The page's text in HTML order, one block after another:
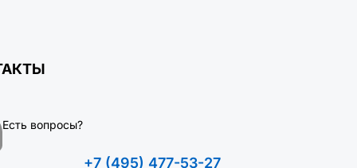
Есть вопросы?
+7 (495) 477-53-27